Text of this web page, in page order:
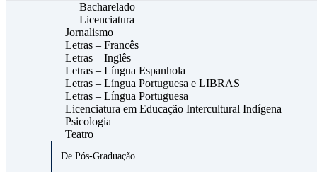
Bacharelado
Licenciatura
Jornalismo
Letras – Francês
Letras – Inglês
Letras – Língua Espanhola
Letras – Língua Portuguesa e LIBRAS
Letras – Língua Portuguesa
Licenciatura em Educação Intercultural Indígena
Psicologia
Teatro
De Pós-Graduação